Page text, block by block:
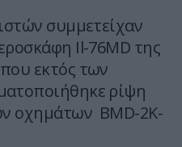
συμμετείχαν
Il-76MD της
εκτός των
ρίψη
οχημάτων BMD-2K-